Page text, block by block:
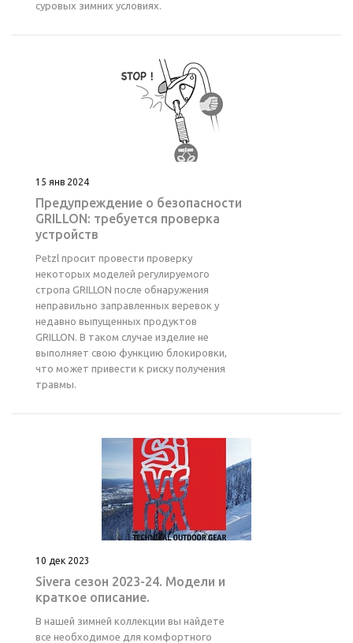
суровых зимних условиях.
15 янв 2024
Предупреждение о безопасности
GRILLON: требуется проверка
устройств
Petzl просит провести проверку
некоторых моделей регулируемого
стропа GRILLON после обнаружения
неправильно заправленных веревок у
недавно выпущенных продуктов
GRILLON. В таком случае изделие не
выполняет свою функцию блокировки,
что может привести к риску получения
травмы.
10 дек 2023
Sivera сезон 2023-24. Модели и
краткое описание.
В нашей зимней коллекции вы найдете
все необходимое для комфортного